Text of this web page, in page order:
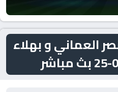
العماني و بهلاء